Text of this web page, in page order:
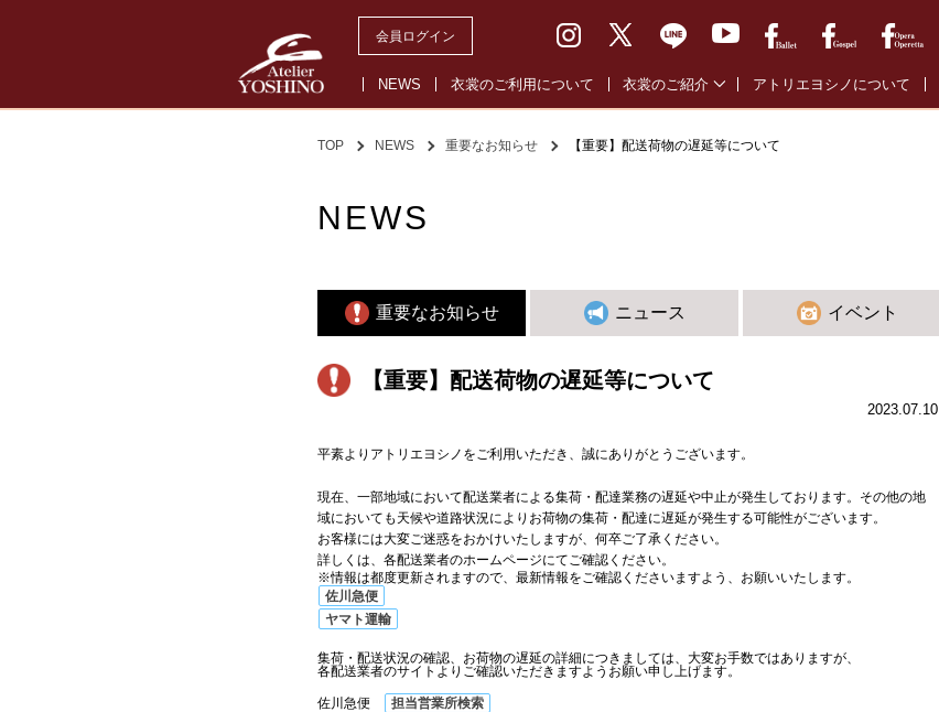
会員ログイン
NEWS 衣裳のご利用について 衣裳のご紹介 アトリエヨシノについて
TOP NEWS 重要なお知らせ 【重要】配送荷物の遅延等について
NEWS
重要なお知らせ ニュース イベント
【重要】配送荷物の遅延等について
2023.07.10
平素よりアトリエヨシノをご利用いただき、誠にありがとうございます。
現在、一部地域において配送業者による集荷・配達業務の遅延や中止が発生しております。その他の地
域においても天候や道路状況によりお荷物の集荷・配達に遅延が発生する可能性がございます。
お客様には大変ご迷惑をおかけいたしますが、何卒ご了承ください。
詳しくは、各配送業者のホームページにてご確認ください。
※情報は都度更新されますので、最新情報をご確認くださいますよう、お願いいたします。
佐川急便
ヤマト運輸
集荷・配送状況の確認、お荷物の遅延の詳細につきましては、大変お手数ではありますが、
各配送業者のサイトよりご確認いただきますようお願い申し上げます。
佐川急便
担当営業所検索